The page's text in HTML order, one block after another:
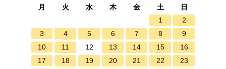
月
火 水 木 金 土
日
1
2
3
4 5 6 7 8
9
10
11 12 13 14 15
16
17
18 19 20 21 22
23